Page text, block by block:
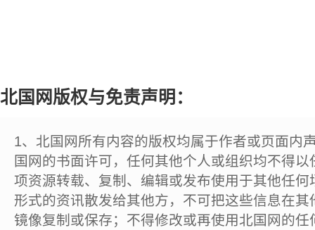
北国网版权与免责声明：
1、北国网所有内容的版权均属于作者或页面内
国网的书面许可，任何其他个人或组织均不得
项资源转载、复制、编辑或发布使用于其他任
形式的资讯散发给其他方，不可把这些信息在
镜像复制或保存；不得修改或再使用北国网的